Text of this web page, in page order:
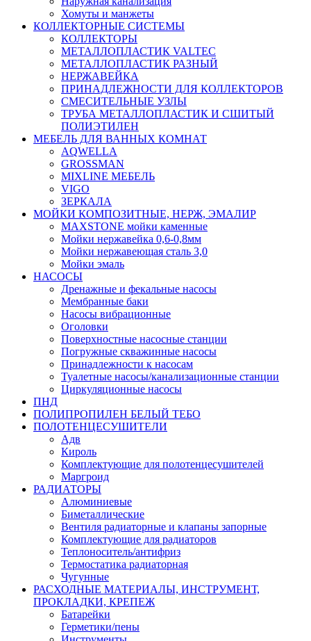
Хомуты и манжеты
КОЛЛЕКТОРНЫЕ СИСТЕМЫ
КОЛЛЕКТОРЫ
МЕТАЛЛОПЛАСТИК VALTEC
МЕТАЛЛОПЛАСТИК РАЗНЫЙ
НЕРЖАВЕЙКА
ПРИНАДЛЕЖНОСТИ ДЛЯ КОЛЛЕКТОРОВ
СМЕСИТЕЛЬНЫЕ УЗЛЫ
ТРУБА МЕТАЛЛОПЛАСТИК И СШИТЫЙ
ПОЛИЭТИЛЕН
МЕБЕЛЬ ДЛЯ ВАННЫХ КОМНАТ
AQWELLA
GROSSMAN
MIXLINE МЕБЕЛЬ
VIGO
ЗЕРКАЛА
МОЙКИ КОМПОЗИТНЫЕ, НЕРЖ, ЭМАЛИР
MAXSTONE мойки каменные
Мойки нержавейка 0,6-0,8мм
Мойки нержавеющая сталь 3,0
Мойки эмаль
НАСОСЫ
Дренажные и фекальные насосы
Мембранные баки
Насосы вибрационные
Оголовки
Поверхностные насосные станции
Погружные скважинные насосы
Принадлежности к насосам
Туалетные насосы/канализационные станции
Циркуляционные насосы
ПНД
ПОЛИПРОПИЛЕН БЕЛЫЙ ТЕБО
ПОЛОТЕНЦЕСУШИТЕЛИ
Адв
Кироль
Комплектующие для полотенцесушителей
Маргроид
РАДИАТОРЫ
Алюминиевые
Биметаллические
Вентиля радиаторные и клапаны запорные
Комплектующие для радиаторов
Теплоноситель/антифриз
Термостатика радиаторная
Чугунные
РАСХОДНЫЕ МАТЕРИАЛЫ, ИНСТРУМЕНТ,
ПРОКЛАДКИ, КРЕПЕЖ
Батарейки
Герметики/пены